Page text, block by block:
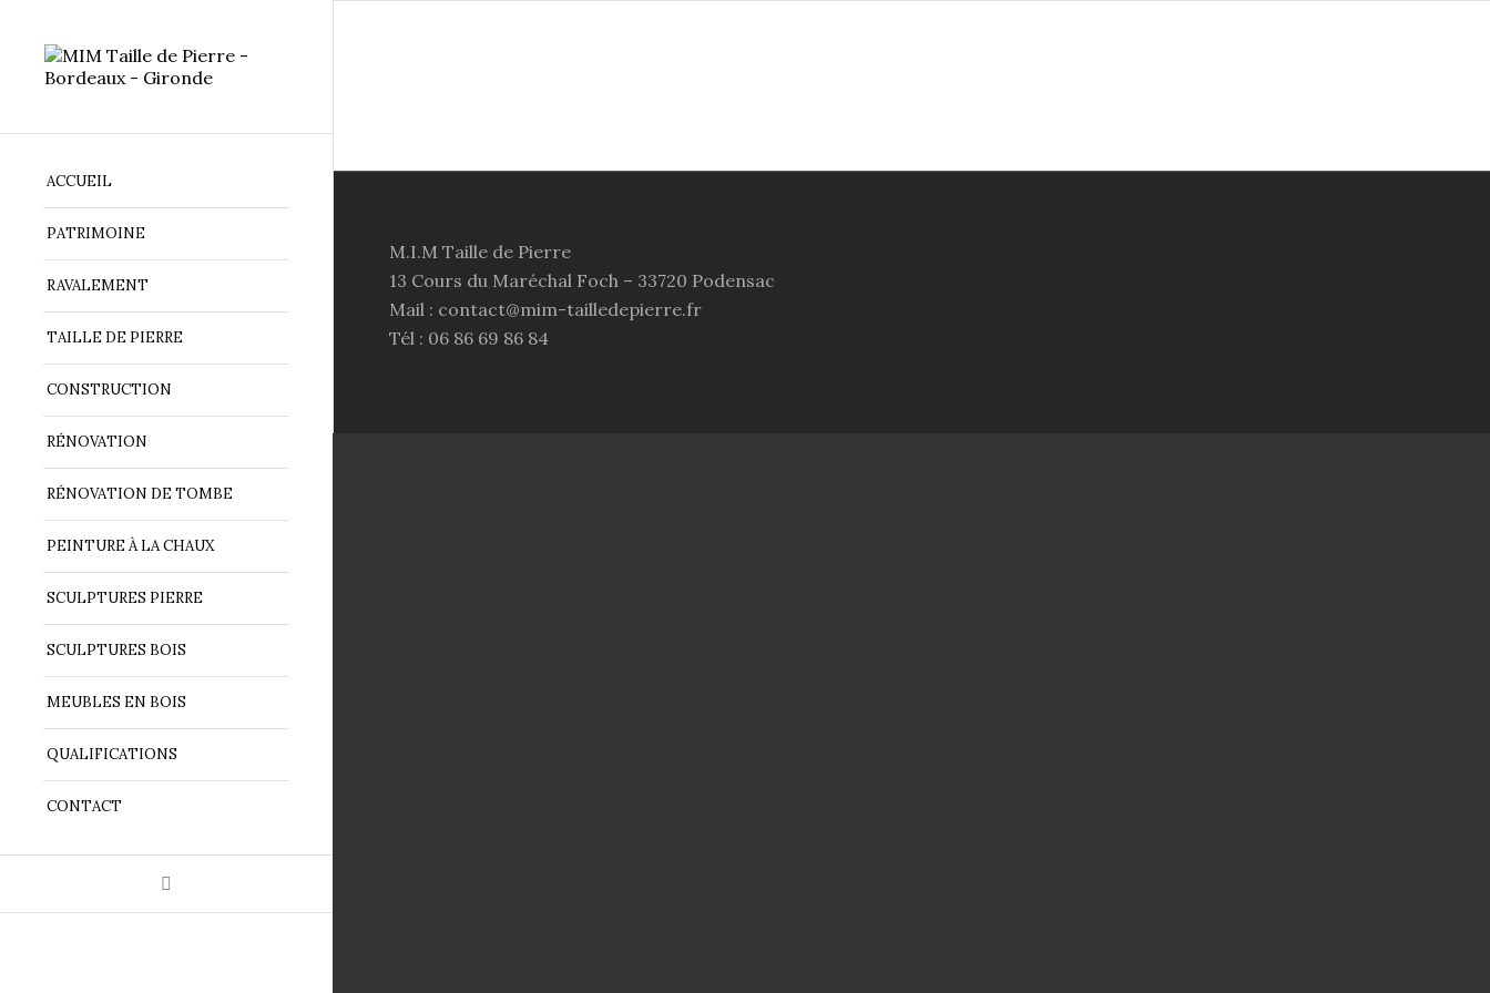
ACCUEIL
PATRIMOINE
RAVALEMENT
TAILLE DE PIERRE
CONSTRUCTION
RÉNOVATION
RÉNOVATION DE TOMBE
PEINTURE À LA CHAUX
SCULPTURES PIERRE
SCULPTURES BOIS
MEUBLES EN BOIS
QUALIFICATIONS
CONTACT
M.I.M Taille de Pierre
13 Cours du Maréchal Foch – 33720 Podensac
Mail : contact@mim-tailledepierre.fr
Tél : 06 86 69 86 84